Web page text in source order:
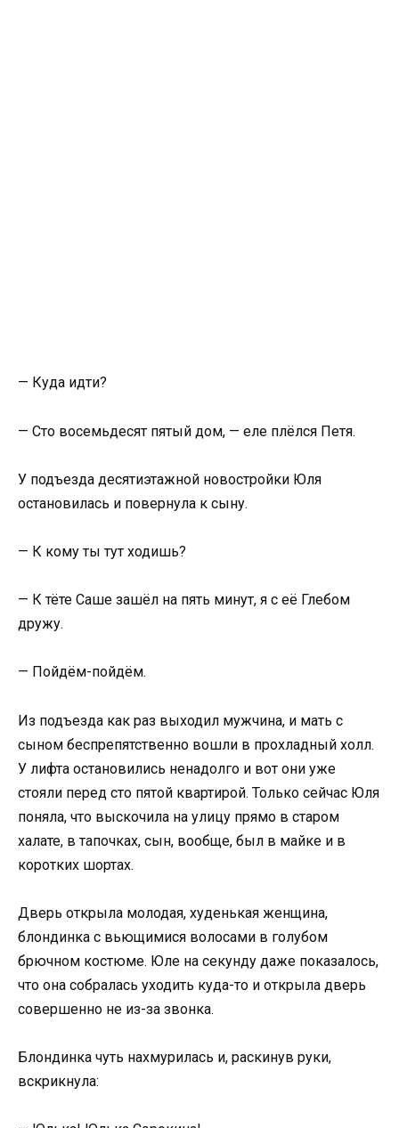
— Куда идти?
— Сто восемьдесят пятый дом, — еле плёлся Петя.
У подъезда десятиэтажной новостройки Юля
остановилась и повернула к сыну.
— К кому ты тут ходишь?
— К тёте Саше зашёл на пять минут, я с её Глебом
дружу.
— Пойдём-пойдём.
Из подъезда как раз выходил мужчина, и мать с
сыном беспрепятственно вошли в прохладный холл.
У лифта остановились ненадолго и вот они уже
стояли перед сто пятой квартирой. Только сейчас Юля
поняла, что выскочила на улицу прямо в старом
халате, в тапочках, сын, вообще, был в майке и в
коротких шортах.
Дверь открыла молодая, худенькая женщина,
блондинка с вьющимися волосами в голубом
брючном костюме. Юле на секунду даже показалось,
что она собралась уходить куда-то и открыла дверь
совершенно не из-за звонка.
Блондинка чуть нахмурилась и, раскинув руки,
вскрикнула: